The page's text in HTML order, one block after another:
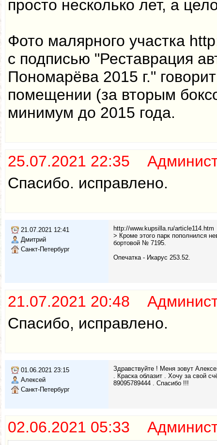
просто несколько лет, а
Фото малярного участка
с подписью "Реставрация
Пономарёва 2015 г."
помещении (за вторым
минимум до 2015 года.
25.07.2021 22:35
Спасибо. исправлено.
21.07.2021 12:41
Дмитрий
Санкт-Петербург
http://www.kupsilla.ru/article114.htm
> Кроме этого парк пополнился
бортовой № 7195.
Опечатка - Икарус 253.52.
21.07.2021 20:48
Спасибо, исправлено.
01.06.2021 23:15
Алексей
Санкт-Петербург
Здравствуйте ! Меня зовут
. Краска облазит . Хочу за свой
89095789444 . Спасибо !!!
02.06.2021 05:33